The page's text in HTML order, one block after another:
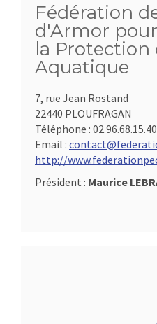
Fédération
d'Armor
la Protection
Aquatique
7, rue Jean Rostand
22440 PLOUFRAGAN
Téléphone : 02.96.68.15.40
Email :
http://
Président : Maurice